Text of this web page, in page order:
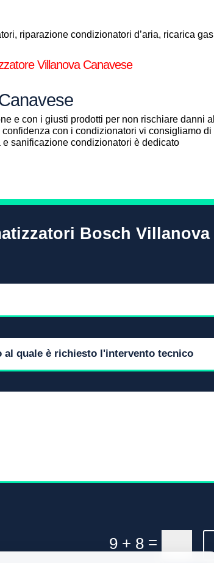
riparazione condizionatori d’aria, ricarica gas
Villanova Canavese
e con i giusti prodotti per non rischiare danni al
con i condizionatori vi consigliamo di
sanificazione condizionatori è dedicato
Bosch Villanova
9 + 8=